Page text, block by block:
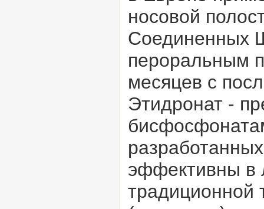
носовой
Соединенных
пероральным
месяцев с
Этидронат -
эффективны в
традиционной